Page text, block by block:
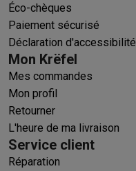
Éco-chèques
Paiement sécurisé
Déclaration d'accessibilité
Mon Krëfel
Mes commandes
Mon profil
Retourner
L'heure de ma livraison
Service client
Réparation